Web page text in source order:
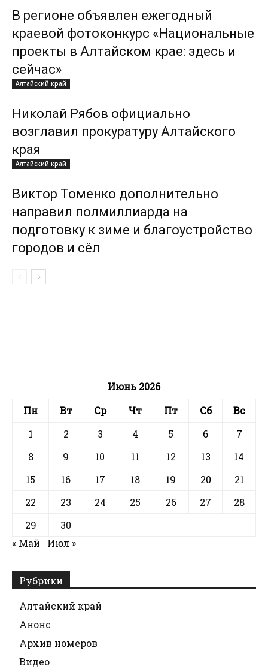
В регионе объявлен ежегодный
краевой фотоконкурс «Национальные
проекты в Алтайском крае: здесь и
сейчас»
Алтайский край
Николай Рябов официально
возглавил прокуратуру Алтайского
края
Алтайский край
Виктор Томенко дополнительно
направил полмиллиарда на
подготовку к зиме и благоустройство
городов и сёл
Июнь 2026
Пн
Вт Ср Чт Пт Сб
Вс
1
2 3 4 5 6
7
8
9 10 11 12 13
14
15
16 17 18 19 20
21
22
23 24 25 26 27
28
29
30
« Май
Июл »
Рубрики
Алтайский край
Анонс
Архив номеров
Видео